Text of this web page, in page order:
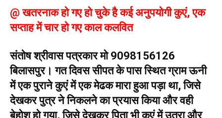
@ खतरनाक हो गए हो चुके है कई अनुपयोगी कुएं, एक
सप्ताह में चार हो गए काल कलवित
संतोष श्रीवास पत्रकार मो 9098156126
बिलासपुर। गत दिवस सीपत के पास स्थित ग्राम ऊनी
में एक पुराने कुएं में एक मेढक मारा हुआ पड़ा था, जिसे
देखकर पुत्र ने निकलने का प्रयास किया और वही
बेहोश हो गया, जिसे देखकर पिता भी कुएं में उतरा और